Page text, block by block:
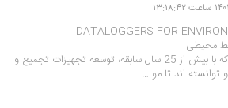
DATALOGGERS FOR
محیطی
با سپاس از گروه فنی NESA که با بیش از 25 سال سابقه، توسعه تجهیزات تجمیع و
توانسته اند تا مو …